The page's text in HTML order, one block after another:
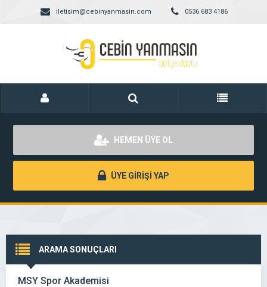
iletisim@cebinyanmasin.com 0536 683 4186
HEMEN ÜYE OL
ÜYE GİRİŞİ YAP
ARAMA SONUÇLARI
MSY Spor Akademisi